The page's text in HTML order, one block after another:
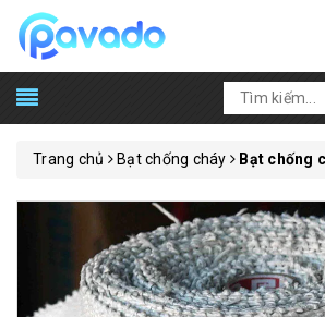
Trang chủ Bạt chống cháy Bạt chống